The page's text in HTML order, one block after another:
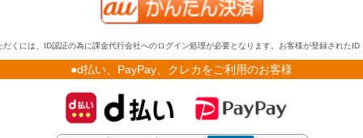
くには、ID認証の為に課金代行会社へのログイン処理が必要となります。お客様が登録されたID
●d払い、PayPay、クレカをご利用のお客様